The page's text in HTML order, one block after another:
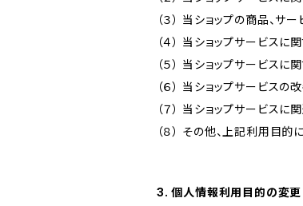
（３） 当ショップの商品、サ
（４） 当ショップサービス
（５） 当ショップサービス
（６） 当ショップサービス
（７） 当ショップサービス
（８） その他、上記利用目
3. 個人情報利用目的の変更